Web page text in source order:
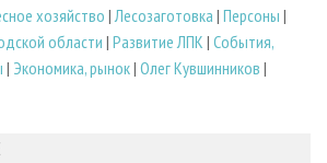
хозяйство | Лесозаготовка | Персоны |
области | Развитие ЛПК | События,
| Экономика, рынок| Олег Кувшинников |